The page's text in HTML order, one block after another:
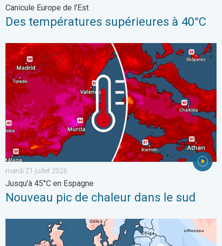
Canicule Europe de l'Est
Des températures supérieures à 40°C
Nouveau pic de chaleur dans le sud. Jusqu'à 45°C en
mardi 21 juillet 2026
Jusqu'à 45°C en Espagne
Nouveau pic de chaleur dans le sud
Grands contrastes météo en juillet. En Europe. . . lundi 3 août